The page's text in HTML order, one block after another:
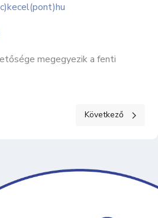
megegyezik a fenti
ADATOK III. Gazdálkodási adatok 8
Következő cikk:
Következő